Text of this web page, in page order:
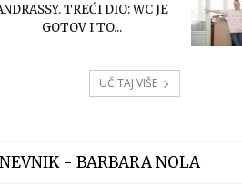
TREĆI DIO: WC JE
GOTOV I TO...
UČITAJ VIŠE
- BARBARA NOLA